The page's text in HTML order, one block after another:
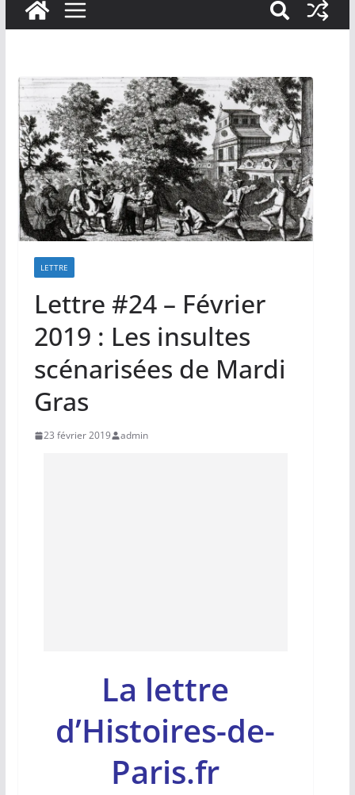
LETTRE
Lettre #24 – Février
2019 : Les insultes
scénarisées de Mardi
Gras
23 février 2019 admin
La lettre
d’Histoires-de-
Paris.fr